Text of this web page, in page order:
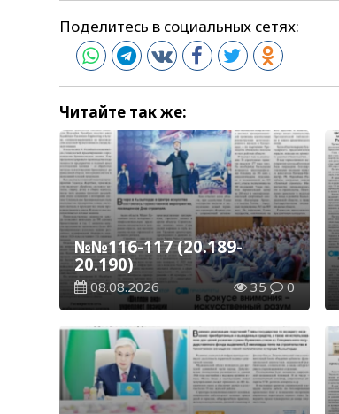
Поделитесь в социальных сетях:
Читайте так же:
№№116-117 (20.189-
20.190)
08.08.2026 35 0